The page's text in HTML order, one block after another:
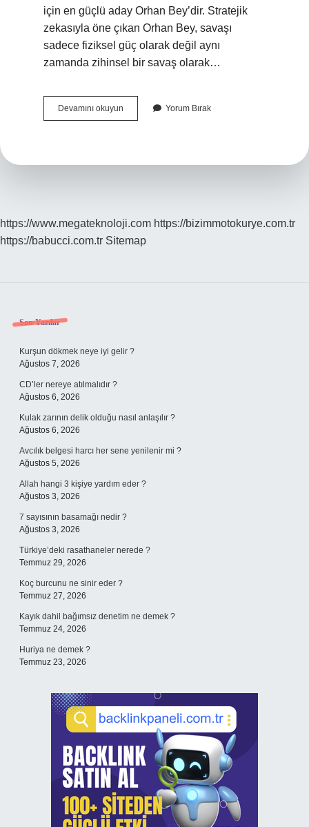
için en güçlü aday Orhan Bey’dir. Stratejik
zekasıyla öne çıkan Orhan Bey, savaşı
sadece fiziksel güç olarak değil aynı
zamanda zihinsel bir savaş olarak…
Devamını okuyun
Kim
Yorum Bırak
https://www.megateknoloji.com https://bizimmotokurye.com.tr
https://babucci.com.tr Sitemap
Sidebar
Son Yazılar
Kurşun dökmek neye iyi gelir ?
Ağustos 7, 2026
CD’ler nereye atılmalıdır ?
Ağustos 6, 2026
Kulak zarının delik olduğu nasıl anlaşılır ?
Ağustos 6, 2026
Avcılık belgesi harcı her sene yenilenir mi ?
Ağustos 5, 2026
Allah hangi 3 kişiye yardım eder ?
Ağustos 3, 2026
7 sayısının basamağı nedir ?
Ağustos 3, 2026
Türkiye’deki rasathaneler nerede ?
Temmuz 29, 2026
Koç burcunu ne sinir eder ?
Temmuz 27, 2026
Kayık dahil bağımsız denetim ne demek ?
Temmuz 24, 2026
Huriya ne demek ?
Temmuz 23, 2026